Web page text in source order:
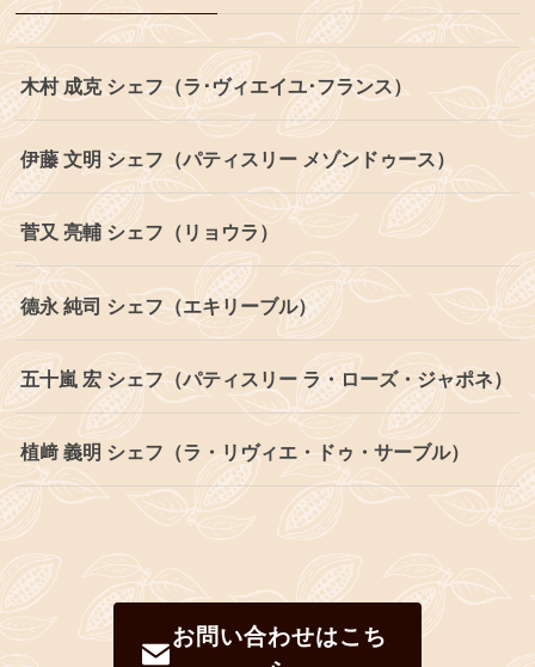
木村 成克 シェフ（ラ･ヴィエイユ･フランス）
伊藤 文明 シェフ（パティスリー メゾンドゥース）
菅又 亮輔 シェフ（リョウラ）
德永 純司 シェフ（エキリーブル）
五十嵐 宏 シェフ（パティスリー ラ・ローズ・ジャポネ）
植﨑 義明 シェフ（ラ・リヴィエ・ドゥ・サーブル）
お問い合わせはこち